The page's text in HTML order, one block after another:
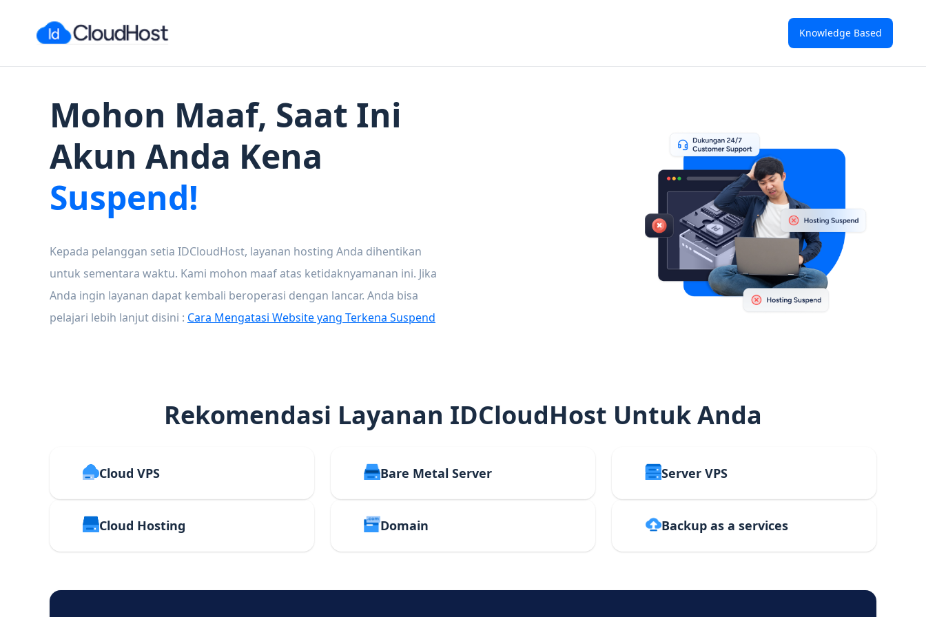
Knowledge Based
Mohon Maaf, Saat Ini
Akun Anda Kena
Suspend!
Kepada pelanggan setia IDCloudHost, layanan hosting Anda dihentikan
untuk sementara waktu. Kami mohon maaf atas ketidaknyamanan ini. Jika
Anda ingin layanan dapat kembali beroperasi dengan lancar. Anda bisa
pelajari lebih lanjut disini : Cara Mengatasi Website yang Terkena Suspend
Rekomendasi Layanan IDCloudHost Untuk Anda
Cloud VPS Bare Metal Server Server VPS
Cloud Hosting Domain Backup as a services